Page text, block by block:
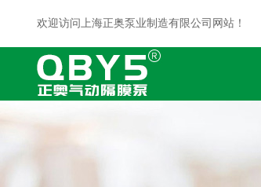
欢迎访问上海正奥泵业制造有限公司网站！